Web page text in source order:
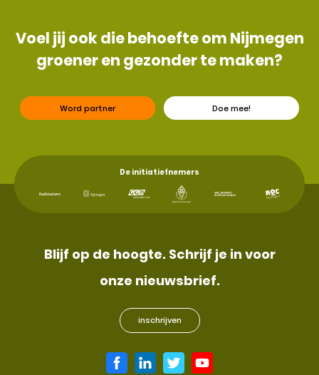
Voel jij ook die behoefte om Nijmegen
groener en gezonder te maken?
Word partner Doe mee!
De initiatiefnemers
Blijf op de hoogte. Schrijf je in voor
onze nieuwsbrief.
inschrijven